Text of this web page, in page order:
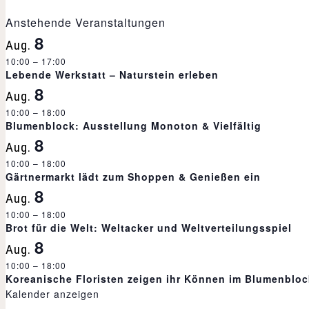
r
a
s
t
a
l
t
Anstehende Veranstaltungen
Aug. 8
10:00 – 17:00
Lebende Werkstatt – Naturstein erleben
Aug. 8
10:00 – 18:00
Blumenblock: Ausstellung Monoton & Vielfältig
Aug. 8
10:00 – 18:00
Gärtnermarkt lädt zum Shoppen & Genießen ein
Aug. 8
10:00 – 18:00
Brot für die Welt: Weltacker und Weltverteilungsspiel
Aug. 8
10:00 – 18:00
Koreanische Floristen zeigen ihr Können im
Kalender anzeigen